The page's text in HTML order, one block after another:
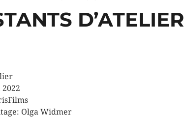
D’ATELIER
2022
Olga Widmer